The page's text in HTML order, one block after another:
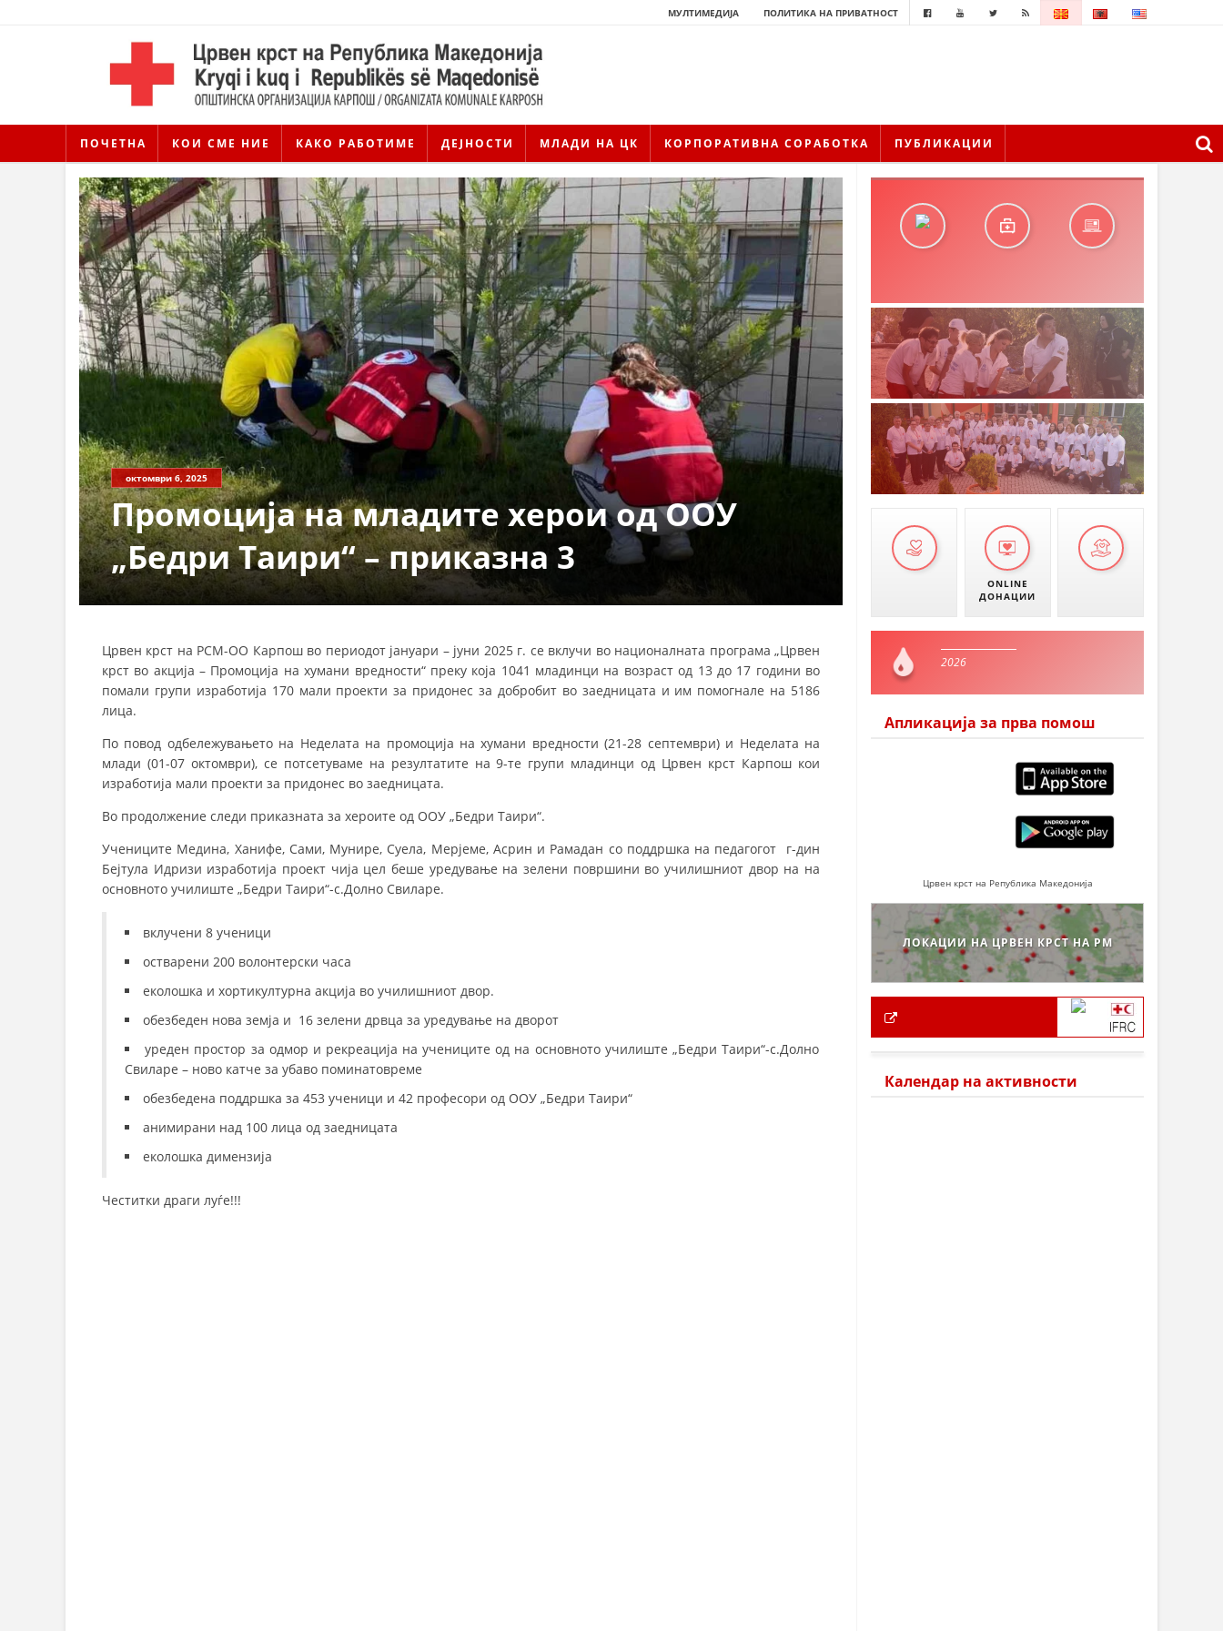
МУЛТИМЕДИЈА ПОЛИТИКА НА ПРИВАТНОСТ
ПОЧЕТНА КОИ СМЕ НИЕ КАКО РАБОТИМЕ ДЕЈНОСТИ МЛАДИ НА ЦК КОРПОРАТИВНА СОРАБОТКА ПУБЛИКАЦИИ
ДЕЈСТВУВАЊЕ
ПРИРАЧНИЦИ
БРОШУРИ
октомври 6, 2025
Промоција на младите херои од ООУ
„Бедри Таири“ – приказна 3
Црвен крст на РСМ-ОО Карпош во периодот јануари – јуни 2025 г. се вклучи во националната програма „Црвен
крст во акција – Промоција на хумани вредности“ преку која 1041 младинци на возраст од 13 до 17 години во
помали групи изработија 170 мали проекти за придонес за добробит во заедницата и им помогнале на 5186
лица.
По повод одбележувањето на Неделата на промоција на хумани вредности (21-28 септември) и Неделата на
млади (01-07 октомври), се потсетуваме на резултатите на 9-те групи младинци од Црвен крст Карпош кои
изработија мали проекти за придонес во заедницата.
Во продолжение следи приказната за хероите од ООУ „Бедри Таири“.
Учениците Медина, Ханифе, Сами, Мунире, Суела, Мерјеме, Асрин и Рамадан со поддршка на педагогот г-дин
Бејтула Идризи изработија проект чија цел беше уредување на зелени површини во училишниот двор на на
основното училиште „Бедри Таири“-с.Долно Свиларе.
вклучени 8 ученици
остварени 200 волонтерски часа
еколошка и хортикултурна акција во училишниот двор.
обезбеден нова земја и 16 зелени дрвца за уредување на дворот
уреден простор за одмор и рекреација на учениците од на основното училиште „Бедри Таири“-с.Долно
Свиларе – ново катче за убаво поминатовреме
обезбедена поддршка за 453 ученици и 42 професори од ООУ „Бедри Таири“
анимирани над 100 лица од заедницата
еколошка димензија
Честитки драги луѓе!!!
ONLINE
ДОНАЦИИ
2026
Апликација за прва помош
Црвен крст на Република Македонија
ЛОКАЦИИ НА ЦРВЕН КРСТ НА РМ
Календар на активности